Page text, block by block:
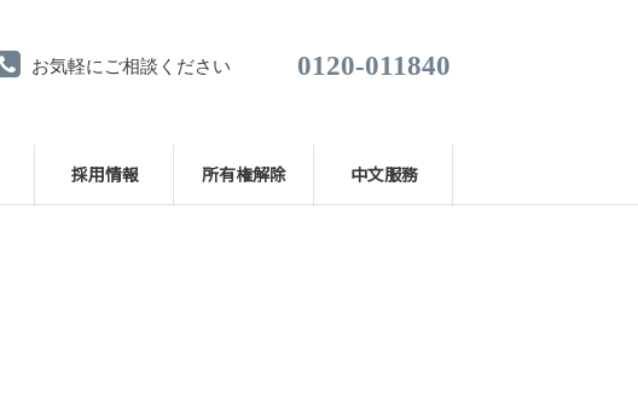
お気軽にご相談ください 0120-011840
採用情報 所有権解除 中文服務